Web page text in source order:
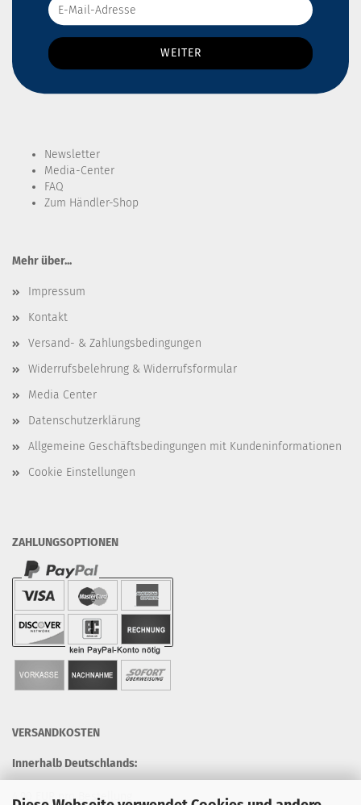
Newsletter
Media-Center
FAQ
Zum Händler-Shop
Mehr über...
Impressum
Kontakt
Versand- & Zahlungsbedingungen
Widerrufsbelehrung & Widerrufsformular
Media Center
Datenschutzerklärung
Allgemeine Geschäftsbedingungen mit Kundeninformationen
Cookie Einstellungen
ZAHLUNGSOPTIONEN
VERSANDKOSTEN
Innerhalb Deutschlands:
4,90 EUR pro Bestellung